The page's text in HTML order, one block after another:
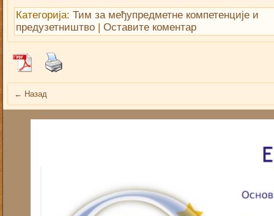
Категорија: Тим за међупредметне компетенције и
предузетништво | Оставите коментар
← Назад